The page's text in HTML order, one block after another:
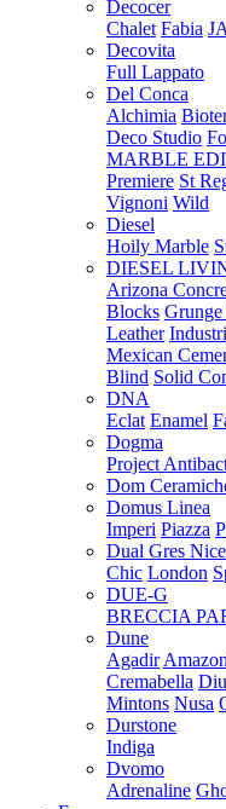
Decocer
Chalet Fabia
Decovita
Full Lappato
Del Conca
Alchimia
Deco Studio
MARBLE
Premiere St
Vignoni Wild
Diesel
Hoily Marble
DIESEL
Arizona
Blocks Grunge
Leather
Mexican
Blind Solid
DNA
Eclat Enamel
Dogma
Project
Dom
Domus Linea
Imperi Piazza
Dual Gres
Chic London
DUE-G
BRECCIA
Dune
Agadir
Cremabella
Mintons Nusa
Durstone
Indiga
Dvomo
Adrenaline